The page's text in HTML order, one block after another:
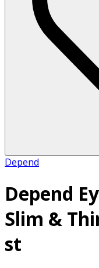
Depend
Depend
Slim &
st